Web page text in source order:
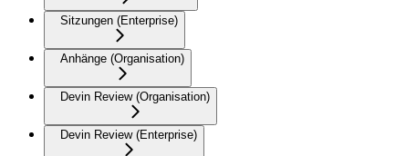
Sitzungen (Enterprise)
Anhänge (Organisation)
Devin Review (Organisation)
Devin Review (Enterprise)